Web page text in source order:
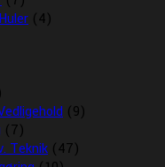
(4)
(9)
(7)
Teknik (47)